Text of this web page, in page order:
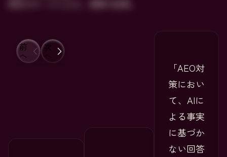
前
へ
次
へ
AEO対
策におい
て、AIに
よる事実
に基づか
ない回答